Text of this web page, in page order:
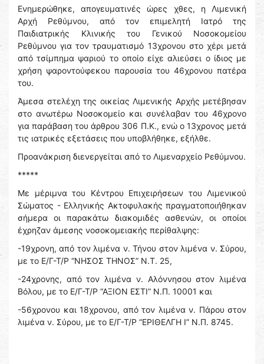
Ενημερώθηκε, απογευματινές ώρες χθες, η Λιμενική
Αρχή Ρεθύμνου, από τον επιμελητή Ιατρό της
Παιδιατρικής Κλινικής του Γενικού Νοσοκομείου
Ρεθύμνου για τον τραυματισμό 13χρονου στο χέρι μετά
από τσίμπημα ψαριού το οποίο είχε αλιεύσει ο ίδιος με
χρήση ψαροντούφεκου παρουσία του 46χρονου πατέρα
του.
Άμεσα στελέχη της οικείας Λιμενικής Αρχής μετέβησαν
στο ανωτέρω Νοσοκομείο και συνέλαβαν του 46χρονο
για παράβαση του άρθρου 306 Π.Κ., ενώ ο 13χρονος μετά
τις ιατρικές εξετάσεις που υποβλήθηκε, εξήλθε.
Προανάκριση διενεργείται από το Λιμεναρχείο Ρεθύμνου.
*****
Με μέριμνα του Κέντρου Επιχειρήσεων του Λιμενικού
Σώματος - Ελληνικής Ακτοφυλακής πραγματοποιήθηκαν
σήμερα οι παρακάτω διακομιδές ασθενών, οι οποίοι
έχρηζαν άμεσης νοσοκομειακής περίθαλψης:
-19χρονη, από τον λιμένα ν. Τήνου στον λιμένα ν. Σύρου,
με το Ε/Γ-Τ/Ρ “ΝΗΣΟΣ ΤΗΝΟΣ” N.Τ. 25,
-24χρονης, από τον λιμένα ν. Αλόννησου στον λιμένα
Βόλου, με το Ε/Γ-Τ/Ρ “ΑΞΙΟΝ ΕΣΤΙ” N.Π. 10001 και
-56χρονου και 18χρονου, από τον λιμένα ν. Πάρου στον
λιμένα ν. Σύρου, με το Ε/Γ-Τ/Ρ “ΕΡΙΘΕΛΓΗ Ι” N.Π. 8745.